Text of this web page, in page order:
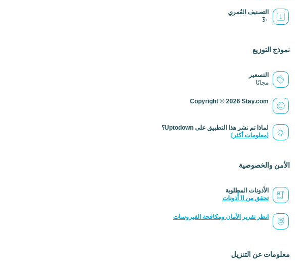
التصنيف العُمري
+3
نموذج التوزيع
التسعير
مجانًا
Copyright © 2026 Stay.com
لماذا تم نشر هذا التطبيق على Uptodown؟
(معلومات أكثر)
الأمن والخصوصية
الأذونات المطلوبة
تحقق من 11 أُذونات
انظر تقرير الأمان ومكافحة الفيروسات
معلومات عن التنزيل